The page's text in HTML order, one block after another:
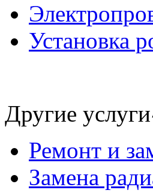
Установка
Другие услуги
Ремонт и
Замена